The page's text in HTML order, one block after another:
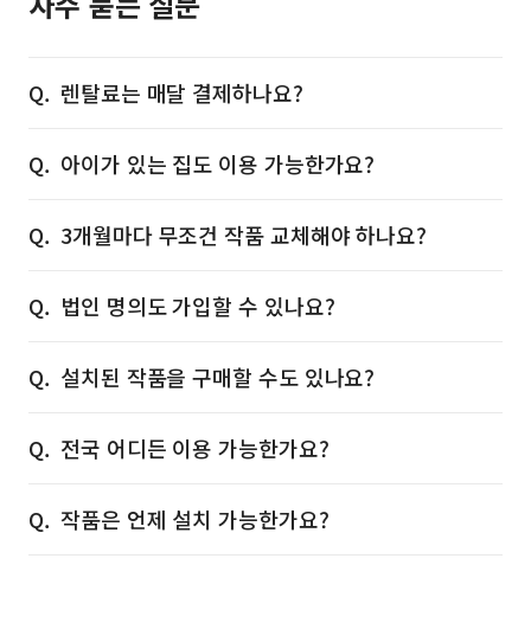
렌탈료는 매달 결제하나요?
아이가 있는 집도 이용 가능한가요?
3개월마다 무조건 작품 교체해야 하나요?
법인 명의도 가입할 수 있나요?
설치된 작품을 구매할 수도 있나요?
전국 어디든 이용 가능한가요?
작품은 언제 설치 가능한가요?